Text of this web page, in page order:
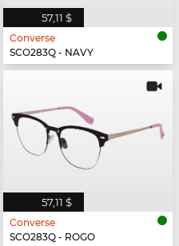
57,11 $
Converse
SCO283Q - NAVY
57,11 $
Converse
SCO283Q - ROGO